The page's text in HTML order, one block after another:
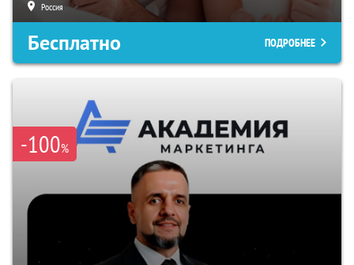
Россия
Бесплатно ПОДРОБНЕЕ
-100%